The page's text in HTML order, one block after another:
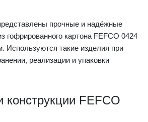
прочные и надёжные
гофрированного картона FEFCO 0424
Используются такие изделия при
реализации и упаковки
конструкции FEFCO